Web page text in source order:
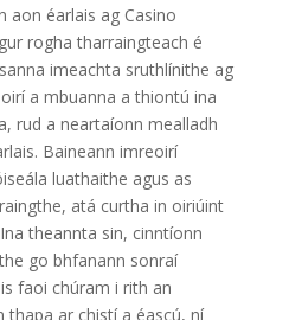
aon éarlais ag Casino
rogha tharraingteach é
imeachta sruthlínithe ag
a mbuanna a thiontú ina
rud a neartaíonn mealladh
Baineann imreoirí
luathaithe agus as
atá curtha in oiriúint
theannta sin, cinntíonn
go bhfanann sonraí
faoi chúram i rith an
ar chistí a éascú, ní